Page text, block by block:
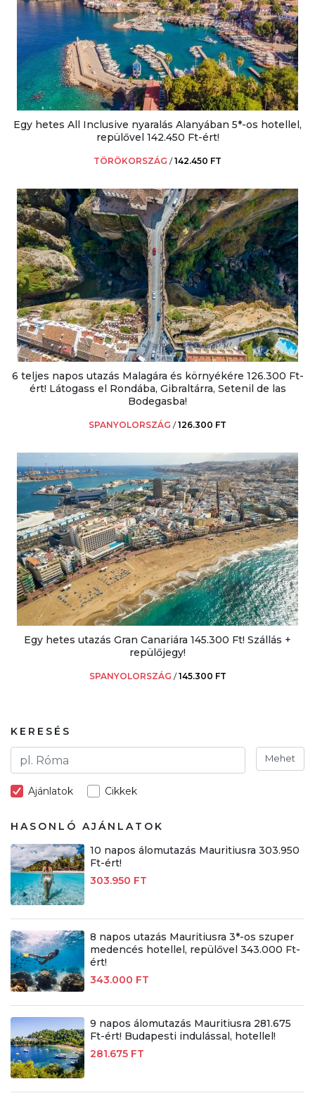
Egy hetes All Inclusive nyaralás Alanyában 5*-os hotellel,
repülővel 142.450 Ft-ért!
TÖRÖKORSZÁG /142.450 FT
6 teljes napos utazás Malagára és környékére 126.300 Ft-
ért! Látogass el Rondába, Gibraltárra, Setenil de las
Bodegasba!
SPANYOLORSZÁG /126.300 FT
Egy hetes utazás Gran Canariára 145.300 Ft! Szállás +
repülőjegy!
SPANYOLORSZÁG /145.300 FT
KERESÉS
Mehet
Ajánlatok Cikkek
HASONLÓ AJÁNLATOK
10 napos álomutazás Mauritiusra 303.950
Ft-ért!
303.950 FT
8 napos utazás Mauritiusra 3*-os szuper
medencés hotellel, repülővel 343.000 Ft-
ért!
343.000 FT
9 napos álomutazás Mauritiusra 281.675
Ft-ért! Budapesti indulással, hotellel!
281.675 FT